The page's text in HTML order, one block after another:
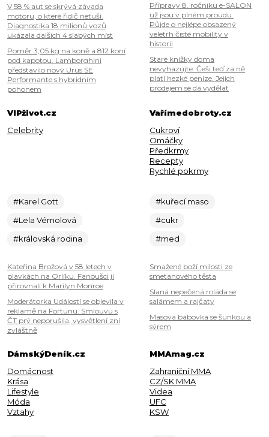
V 58 % aut se skrývá závada
motoru, o které řidič netuší.
Diagnostika 18 milionů vozů
ukázala dalších 4 slabých míst
Poměr 3,05 kg na koně a 812 koní
pod kapotou. Lamborghini
představilo nový Urus SE
Performante s hybridním
pohonem
Přípravy 8. ročníku e-SALON
už jsou v plném proudu.
Půjde o nejlépe obsazený
veletrh čisté mobility v
historii
Staré knížky doma
nevyhazujte. Češi teď za ně
platí hezké peníze. Jejich
prodejem se dá vydělat
VIPživot.cz
Celebrity
#Karel Gott
#Lela Vémolová
#královská rodina
Kateřina Brožová v 58 letech v
plavkách na Orlíku. Fanoušci ji
přirovnali k Marilyn Monroe
Moderátorka Událostí se objevila v
reklamě na Fortunu. Smlouvu s
ČT prý neporušila, vysvětlení zní
zvláštně
Vařímedobroty.cz
Cukroví
Omáčky
Předkrmy
Recepty
Rychlé pokrmy
#kuřecí maso
#cukr
#med
Smažené boží milosti ze
smetanového těsta
Slaná nepečená roláda se
salámem a rajčaty
Masová bábovka se šunkou a
sýrem
DámskýDeník.cz
Domácnost
Krása
Lifestyle
Móda
Vztahy
MMAmag.cz
Zahraniční MMA
CZ/SK MMA
Videa
UFC
KSW